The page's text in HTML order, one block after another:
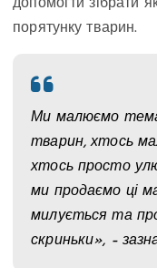
допомогти зібрати
порятунку тварин.
Ми малюємо
тварин, хтось
хтось просто
ми продаємо ці
милується та
скриньки», –